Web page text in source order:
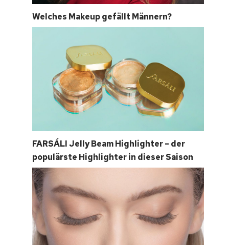
Welches Makeup gefällt Männern?
FARSÁLI Jelly Beam Highlighter – der
populärste Highlighter in dieser Saison